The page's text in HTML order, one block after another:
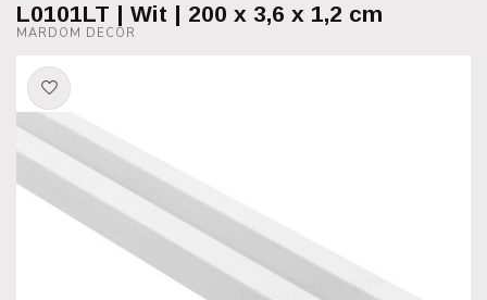
L0101LT | Wit | 200 x 3,6 x 1,2 cm
MARDOM DECOR